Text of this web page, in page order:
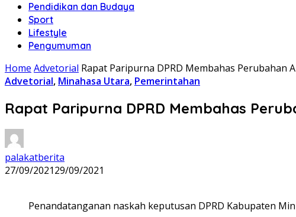
Pendidikan dan Budaya
Sport
Lifestyle
Pengumuman
Home Advetorial Rapat Paripurna DPRD Membahas Perubahan
Advetorial, Minahasa Utara, Pemerintahan
Rapat Paripurna DPRD Membahas
palakatberita
27/09/202129/09/2021
Penandatanganan naskah keputusan DPRD Kabupaten